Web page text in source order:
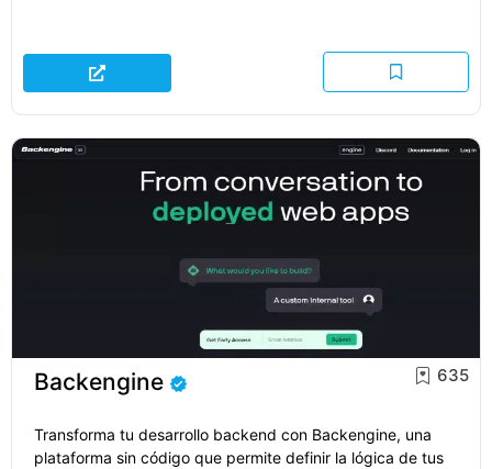
Backengine 635
Transforma tu desarrollo backend con Backengine, una
plataforma sin código que permite definir la lógica de tus